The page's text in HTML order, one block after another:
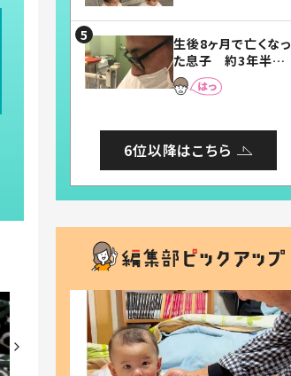
まらない」「幸せにな
れる」
生後8ヶ月で亡くなっ
た息子 約3年半
後、当時の妻の日記
に書いてあった本音
6位以降はこちら